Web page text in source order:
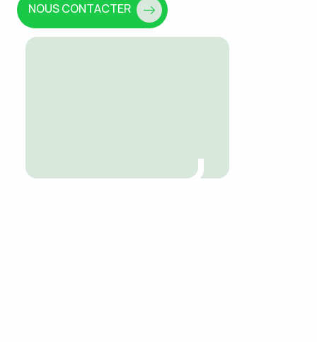
NOUS CONTACTER